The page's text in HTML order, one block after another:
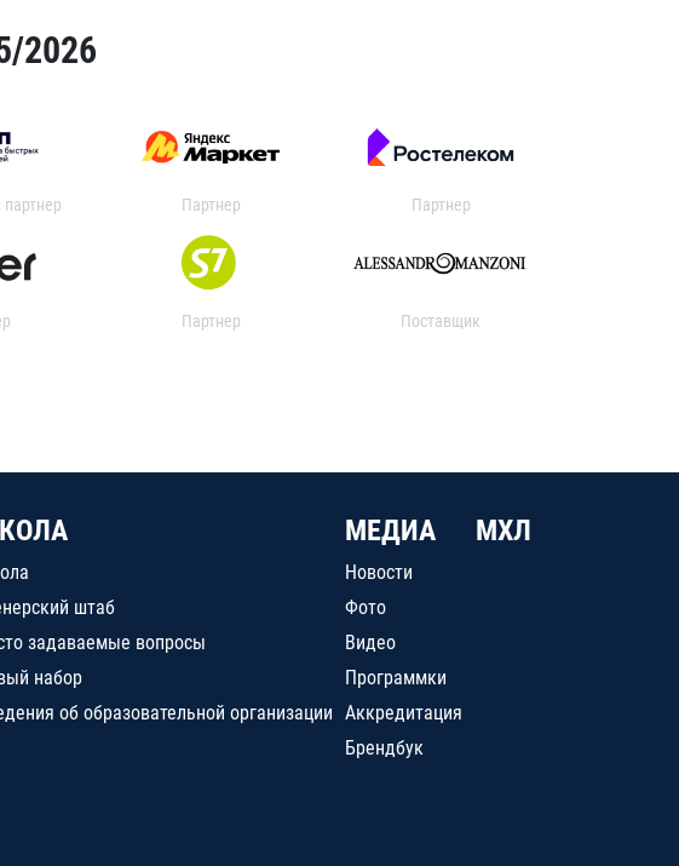
2026
Партнер Партнер
Партнер Поставщик
штаб
задаваемые вопросы
набор
об образовательной организации
МЕДИА
Новости
Фото
Видео
Программки
Аккредитация
Брендбук
МХЛ